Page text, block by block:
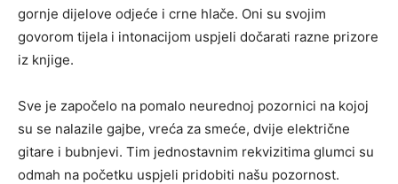
gornje dijelove odjeće i crne hlače. Oni su svojim
govorom tijela i intonacijom uspjeli dočarati razne prizore
iz knjige.
Sve je započelo na pomalo neurednoj pozornici na kojoj
su se nalazile gajbe, vreća za smeće, dvije električne
gitare i bubnjevi. Tim jednostavnim rekvizitima glumci su
odmah na početku uspjeli pridobiti našu pozornost.